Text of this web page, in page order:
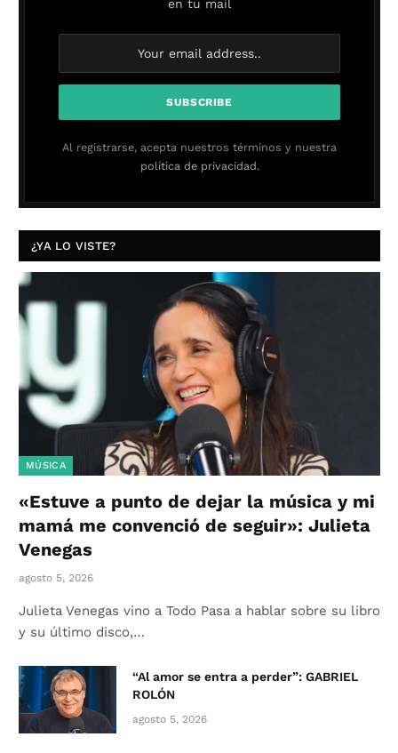
en tu mail
Al registrarse, acepta nuestros términos y nuestra
política de privacidad.
¿YA LO VISTE?
MÚSICA
«Estuve a punto de dejar la música y mi
mamá me convenció de seguir»: Julieta
Venegas
agosto 5, 2026
Julieta Venegas vino a Todo Pasa a hablar sobre su libro
y su último disco,…
“Al amor se entra a perder”: GABRIEL
ROLÓN
agosto 5, 2026